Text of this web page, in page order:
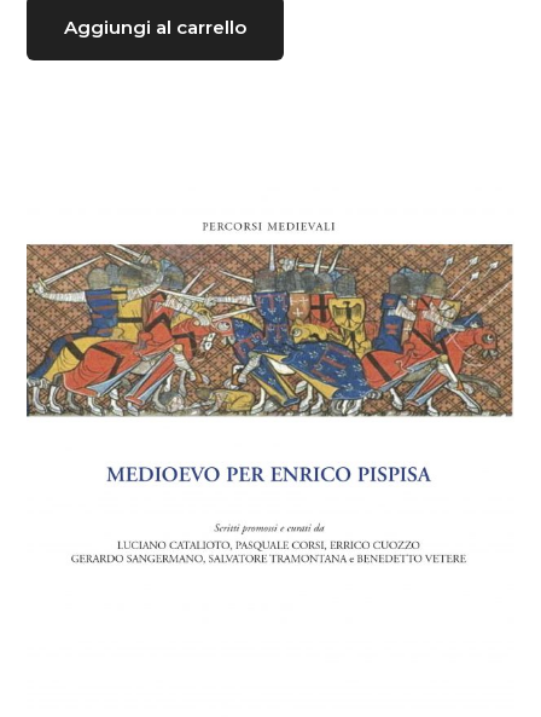
Aggiungi al carrello